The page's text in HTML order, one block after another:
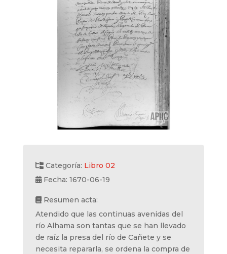
Categoría: Libro 02
Fecha: 1670-06-19
Resumen acta:
Atendido que las continuas avenidas del
río Alhama son tantas que se han llevado
de raíz la presa del río de Cañete y se
necesita repararla, se ordena la compra de